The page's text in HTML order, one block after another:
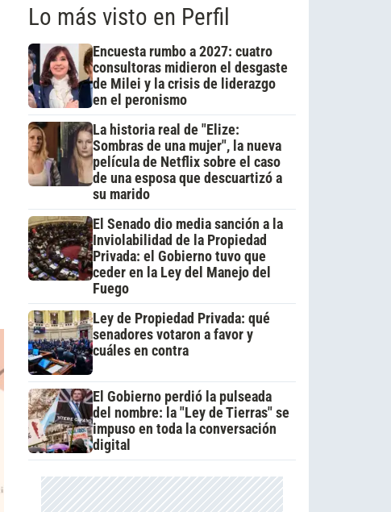
Lo más visto en Perfil
Encuesta rumbo a 2027: cuatro
consultoras midieron el desgaste
de Milei y la crisis de liderazgo
en el peronismo
La historia real de "Elize:
Sombras de una mujer", la nueva
película de Netflix sobre el caso
de una esposa que descuartizó a
su marido
El Senado dio media sanción a la
Inviolabilidad de la Propiedad
Privada: el Gobierno tuvo que
ceder en la Ley del Manejo del
Fuego
Ley de Propiedad Privada: qué
senadores votaron a favor y
cuáles en contra
El Gobierno perdió la pulseada
del nombre: la "Ley de Tierras" se
impuso en toda la conversación
digital